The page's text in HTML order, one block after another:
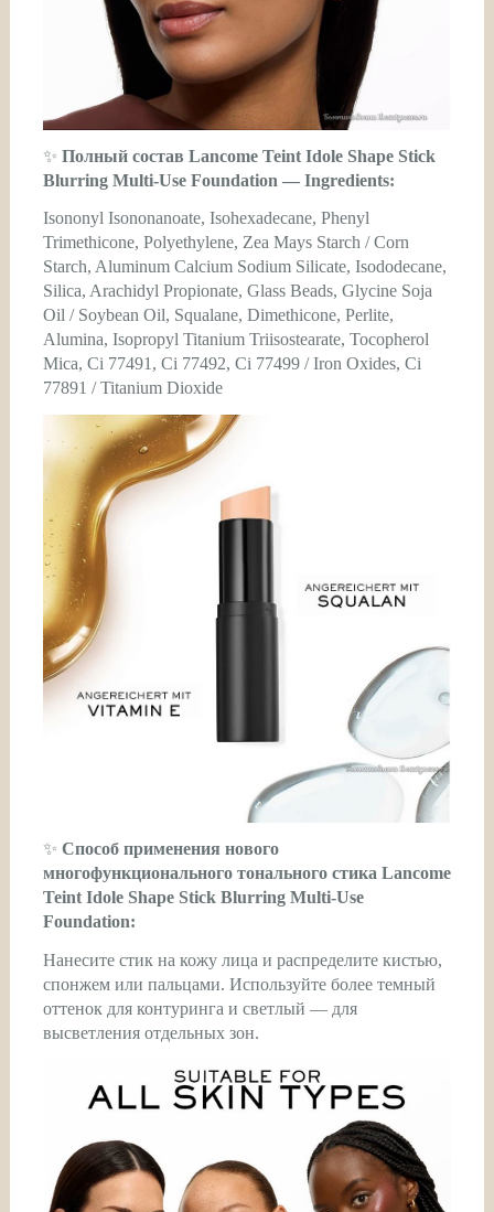
✨ Полный состав Lancome Teint Idole Shape Stick
Blurring Multi-Use Foundation — Ingredients:
Isononyl Isononanoate, Isohexadecane, Phenyl
Trimethicone, Polyethylene, Zea Mays Starch / Corn
Starch, Aluminum Calcium Sodium Silicate, Isododecane,
Silica, Arachidyl Propionate, Glass Beads, Glycine Soja
Oil / Soybean Oil, Squalane, Dimethicone, Perlite,
Alumina, Isopropyl Titanium Triisostearate, Tocopherol
Mica, Ci 77491, Ci 77492, Ci 77499 / Iron Oxides, Ci
77891 / Titanium Dioxide
✨ Способ применения нового
многофункционального тонального стика Lancome
Teint Idole Shape Stick Blurring Multi-Use
Foundation:
Нанесите стик на кожу лица и распределите кистью,
спонжем или пальцами. Используйте более темный
оттенок для контуринга и светлый — для
высветления отдельных зон.